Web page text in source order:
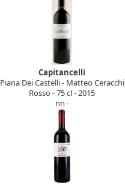
Capitancelli
Piana Dei Castelli - Matteo Ceracchi
Rosso - 75 cl - 2015
nn -